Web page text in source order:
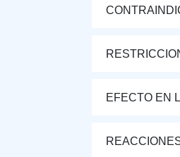
EFECTO EN